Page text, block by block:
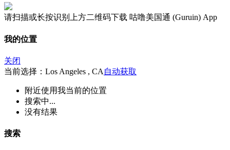
请扫描或长按识别上方二维码下载 咕噜美国通 (Guruin) App
我的位置
关闭
当前选择：Los Angeles , CA 自动获取
附近使用我当前的位置
搜索中...
没有结果
搜索